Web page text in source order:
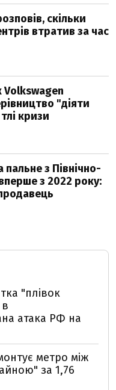
скільки
втратив за час
Volkswagen
"діяти
кризи
пальне з Північно-
вперше з 2022 року:
"плівок
атака РФ на
метро між
за 1,76